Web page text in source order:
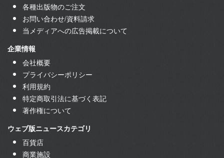
各種出版物のご注文
お問い合わせ/資料請求
当メディアへの広告掲載について
企業情報
会社概要
プライバシーポリシー
利用規約
特定商取引法に基づく表記
著作権について
ウェブ版ニュースカテゴリ
百貨店
商業施設